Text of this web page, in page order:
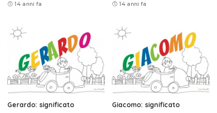
14 anni fa 14 anni fa
Gerardo: significato Giacomo: significato